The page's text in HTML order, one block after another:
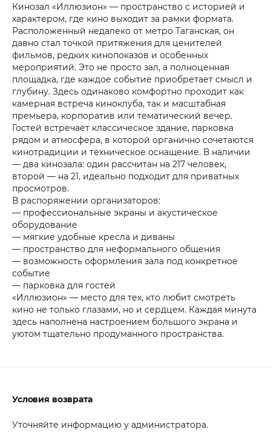
Кинозал «Иллюзион» — пространство с историей и
характером, где кино выходит за рамки формата.
Расположенный недалеко от метро Таганская, он
давно стал точкой притяжения для ценителей
фильмов, редких кинопоказов и особенных
мероприятий. Это не просто зал, а полноценная
площадка, где каждое событие приобретает смысл и
глубину. Здесь одинаково комфортно проходит как
камерная встреча киноклуба, так и масштабная
премьера, корпоратив или тематический вечер.
Гостей встречает классическое здание, парковка
рядом и атмосфера, в которой органично сочетаются
кинотрадиции и техническое оснащение. В наличии
— два кинозала: один рассчитан на 217 человек,
второй — на 21, идеально подходит для приватных
просмотров.
В распоряжении организаторов:
— профессиональные экраны и акустическое
оборудование
— мягкие удобные кресла и диваны
— пространство для неформального общения
— возможность оформления зала под конкретное
событие
— парковка для гостей
«Иллюзион» — место для тех, кто любит смотреть
кино не только глазами, но и сердцем. Каждая минута
здесь наполнена настроением большого экрана и
уютом тщательно продуманного пространства.
Условия возврата
Уточняйте информацию у администратора.